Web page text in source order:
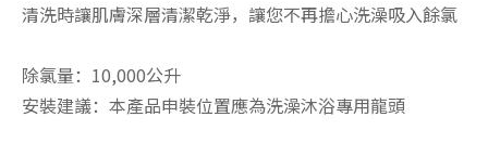
清洗時讓肌膚深層清潔乾淨，讓您不再擔心洗澡吸入餘氯
除氯量：10,000公升
安裝建議：本產品申裝位置應為洗澡沐浴專用龍頭